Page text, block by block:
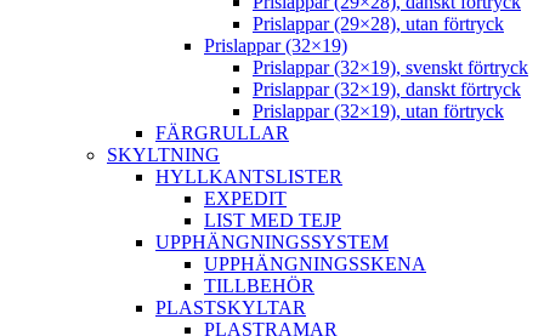
Prislappar (29×28), utan förtryck
Prislappar (32×19)
Prislappar (32×19), svenskt förtryck
Prislappar (32×19), danskt förtryck
Prislappar (32×19), utan förtryck
FÄRGRULLAR
SKYLTNING
HYLLKANTSLISTER
EXPEDIT
LIST MED TEJP
UPPHÄNGNINGSSYSTEM
UPPHÄNGNINGSSKENA
TILLBEHÖR
PLASTSKYLTAR
PLASTRAMAR